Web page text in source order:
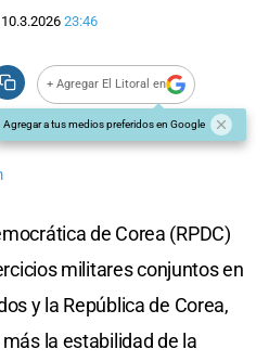
23:46
+ Agregar El Litoral en
Agregar a tus medios preferidos en Google
de Corea (RPDC)
militares conjuntos en
y la República de Corea,
la estabilidad de la